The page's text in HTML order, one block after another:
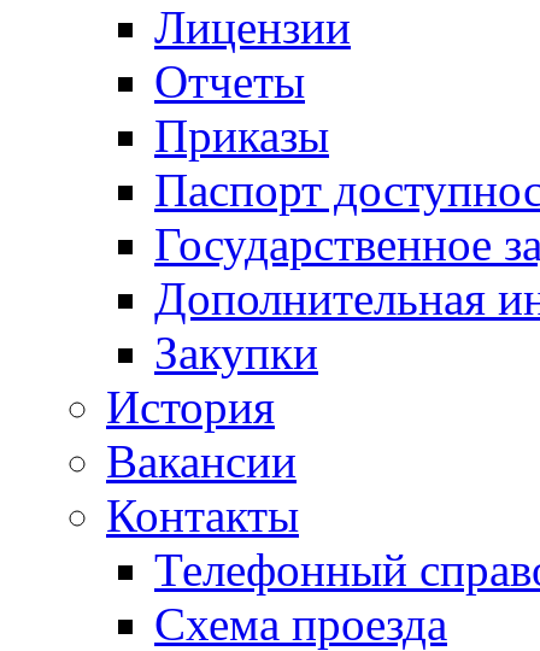
Лицензии
Отчеты
Приказы
Паспорт
Государственное
Дополнительная
Закупки
История
Вакансии
Контакты
Телефонный
Схема проезда